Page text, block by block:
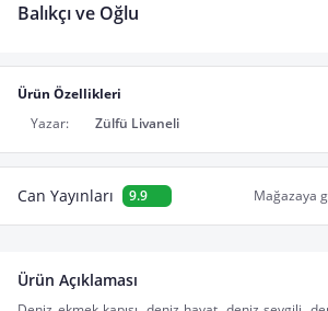
Balıkçı ve Oğlu
Ürün Özellikleri
Yazar:
Zülfü Livaneli
Can Yayınları 9.9 Mağazaya
Ürün Açıklaması